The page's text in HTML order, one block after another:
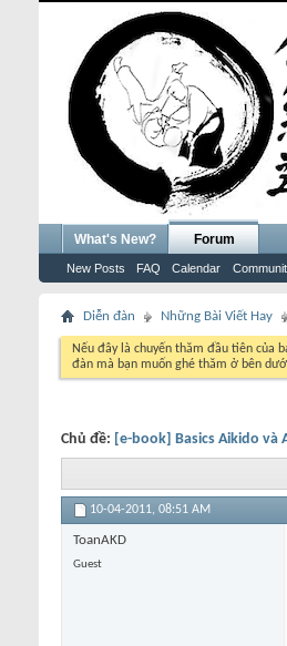
What's New? Forum
New Posts FAQ Calendar
Diễn đàn Những Bài Viết Hay
Nếu đây là chuyến thăm đầu tiên của
đàn mà bạn muốn ghé thăm ở bên
Chủ đề: [e-book] Basics Aikido và
10-04-2011, 08:51 AM
ToanAKD
Guest